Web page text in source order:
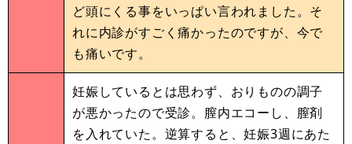
ど頭にくる事をいっぱい言われました。そ
れに内診がすごく痛かったのですが、今で
も痛いです。
妊娠しているとは思わず、おりものの調子
が悪かったので受診。膣内エコーし、膣剤
を入れていた。逆算すると、妊娠3週にあた